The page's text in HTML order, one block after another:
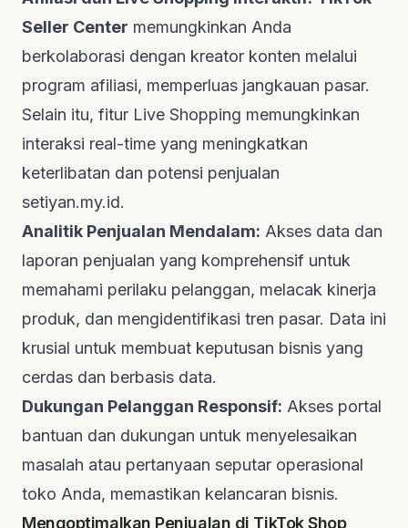
Seller Center memungkinkan Anda
berkolaborasi dengan kreator konten melalui
program afiliasi, memperluas jangkauan pasar.
Selain itu, fitur Live Shopping memungkinkan
interaksi real-time yang meningkatkan
keterlibatan dan potensi penjualan
setiyan.my.id.
Analitik Penjualan Mendalam: Akses data dan
laporan penjualan yang komprehensif untuk
memahami perilaku pelanggan, melacak kinerja
produk, dan mengidentifikasi tren pasar. Data ini
krusial untuk membuat keputusan bisnis yang
cerdas dan berbasis data.
Dukungan Pelanggan Responsif: Akses portal
bantuan dan dukungan untuk menyelesaikan
masalah atau pertanyaan seputar operasional
toko Anda, memastikan kelancaran bisnis.
Mengoptimalkan Penjualan di TikTok Shop